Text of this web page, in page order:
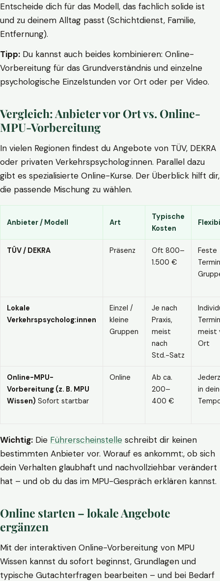
Entscheide dich für das Modell, das fachlich solide ist
und zu deinem Alltag passt (Schichtdienst, Familie,
Entfernung).
Tipp: Du kannst auch beides kombinieren: Online-
Vorbereitung für das Grundverständnis und einzelne
psychologische Einzelstunden vor Ort oder per Video.
Vergleich: Anbieter vor Ort vs. Online-
MPU-Vorbereitung
In vielen Regionen findest du Angebote von TÜV, DEKRA
oder privaten Verkehrspsycholog:innen. Parallel dazu
gibt es spezialisierte Online-Kurse. Der Überblick hilft dir,
die passende Mischung zu wählen.
Anbieter / Modell Art
Typische
Kosten
TÜV / DEKRA Präsenz
Oft 800–
1.500 €
Feste
Lokale
Verkehrspsycholog:innen
Einzel /
kleine
Gruppen
Je nach
Praxis,
meist
nach
Std.-Satz
meist
Ort
Online-MPU-
Vorbereitung (z. B. MPU
Wissen) Sofort startbar
Online
Ab ca.
200–
400 €
in
Wichtig: Die Führerscheinstelle schreibt dir keinen
bestimmten Anbieter vor. Worauf es ankommt:, ob sich
dein Verhalten glaubhaft und nachvollziehbar verändert
hat – und ob du das im MPU-Gespräch erklären kannst.
Online starten – lokale Angebote
ergänzen
Mit der interaktiven Online-Vorbereitung von MPU
Wissen kannst du sofort beginnst, Grundlagen und
typische Gutachterfragen bearbeiten – und bei Bedarf